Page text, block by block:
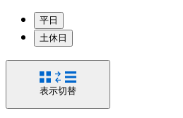
平日
土休日
表示切替